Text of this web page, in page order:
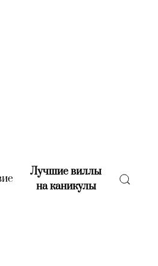
(current)
Лучшие виллы
на каникулы(current)